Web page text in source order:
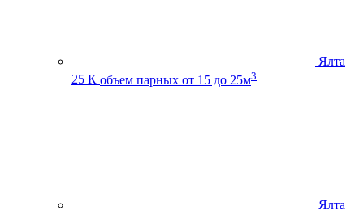
Ялта
25 К объем парных от 15 до 25м3
Ялта